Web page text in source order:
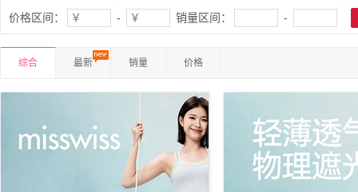
价格区间： - 销量区间： -
综合 最新 销量 价格